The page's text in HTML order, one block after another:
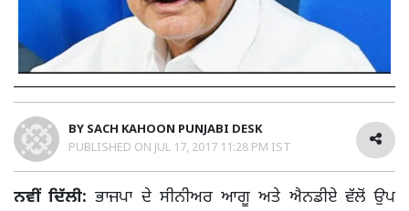
BY SACH KAHOON PUNJABI DESK
PUBLISHED ON JUL 17, 2017 11:28 PM IST
ਨਵੀਂ ਦਿੱਲੀ: ਭਾਜਪਾ ਦੇ ਸੀਨੀਅਰ ਆਗੂ ਅਤੇ ਐਨਡੀਏ ਵੱਲੋਂ ਉਪ